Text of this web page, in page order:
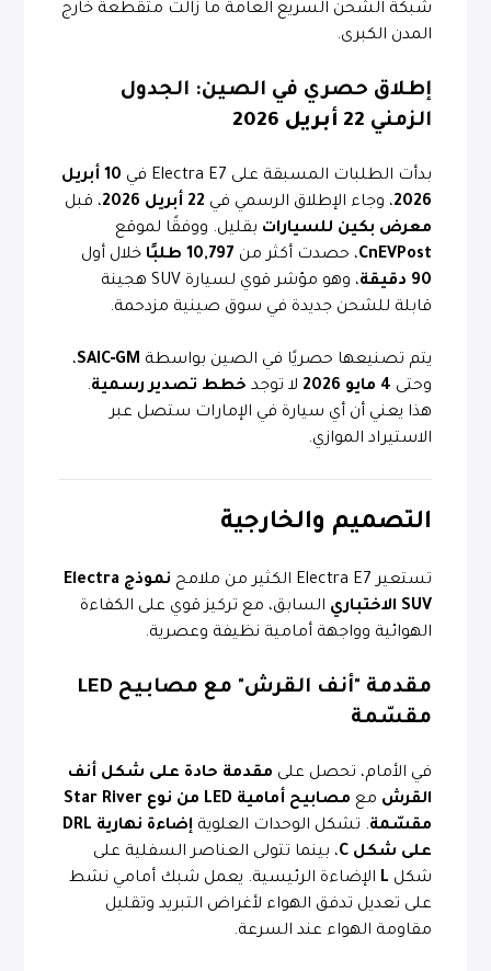
شبكة الشحن السريع العامة ما زالت متقطعة خارج
المدن الكبرى.
إطلاق حصري في الصين: الجدول
الزمني 22 أبريل 2026
بدأت الطلبات المسبقة على Electra E7 في
10 أبريل
2026، وجاء الإطلاق الرسمي في 22 أبريل 2026
، قبل
معرض بكين للسيارات بقليل. ووفقًا لموقع
CnEVPost، حصدت أكثر من 10,797 طلبًا
خلال أول
90 دقيقة
، وهو مؤشر قوي لسيارة SUV هجينة
قابلة للشحن جديدة في سوق صينية مزدحمة.
يتم تصنيعها حصريًا في الصين بواسطة SAIC‑GM،
وحتى 4 مايو 2026 لا توجد خطط تصدير رسمية.
هذا يعني أن أي سيارة في الإمارات ستصل عبر
الاستيراد الموازي.
التصميم والخارجية
تستعير Electra E7 الكثير من ملامح
نموذج Electra
SUV الاختباري
السابق، مع تركيز قوي على الكفاءة
الهوائية وواجهة أمامية نظيفة وعصرية.
مقدمة "أنف القرش" مع مصابيح LED
مقسّمة
في الأمام، تحصل على مقدمة حادة على شكل أنف
القرش مع
مصابيح أمامية LED من نوع Star River
مقسّمة. تشكل الوحدات العلوية
إضاءة نهارية DRL
على شكل C ، بينما تتولى العناصر السفلية على
شكل L الإضاءة الرئيسية. يعمل شبك أمامي نشط
على تعديل تدفق الهواء لأغراض التبريد وتقليل
مقاومة الهواء عند السرعة.